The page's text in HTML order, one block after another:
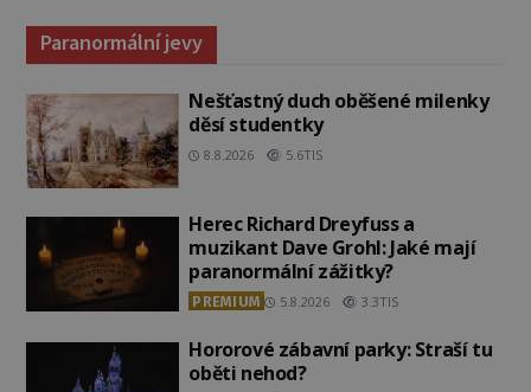
Paranormální jevy
Nešťastný duch oběšené milenky
děsí studentky
8.8.2026 5.6TIS
Herec Richard Dreyfuss a
muzikant Dave Grohl: Jaké mají
paranormální zážitky?
PREMIUM 5.8.2026 3.3TIS
Hororové zábavní parky: Straší tu
oběti nehod?